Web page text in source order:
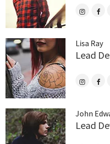
Lisa Ray
Lead
John
Lead